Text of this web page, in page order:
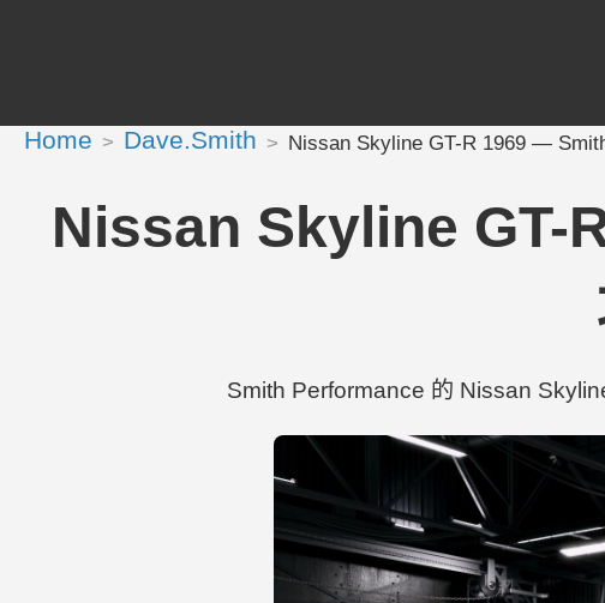
Home Dave.Smith Nissan Skyline GT-R 1969 —
Nissan Skyline GT-
Smith Performance 的 Nissan